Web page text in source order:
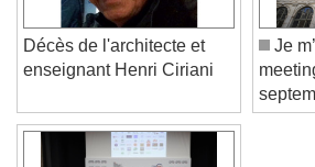
Caption Area
Color Opacity
Décès de l'architecte et
Je